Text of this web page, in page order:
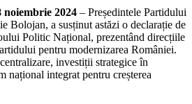
noiembrie 2024 – Președintele Partidului
Bolojan, a susținut astăzi o declarație de
Politic Național, prezentând direcțiile
pentru modernizarea României.
investiții strategice în
național integrat pentru creșterea